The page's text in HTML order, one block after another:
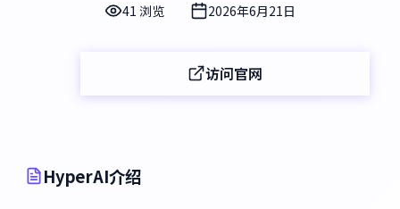
41 浏览 2026年6月21日
访问官网
HyperAI介绍